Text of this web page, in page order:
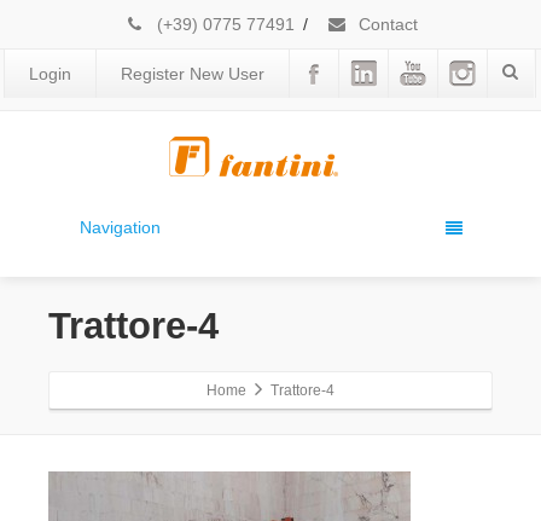
(+39) 0775 77491 / Contact
Login Register New User
Navigation
Trattore-4
Home Trattore-4